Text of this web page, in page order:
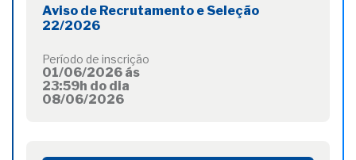
Aviso de Recrutamento e Seleção
22/2026
Período de inscrição
01/06/2026 ás
23:59h do dia
08/06/2026